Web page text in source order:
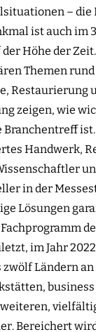
– die
ist auch im
Höhe der
Themen rund
Restaurierung
zeigen, wie
ist.
Handwerk,
in der
Lösungen
im Jahr
Ländern
Bereichert